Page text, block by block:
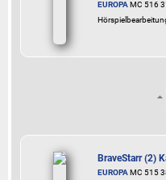
EUROPAMC 516
BraveStarr (2)
EUROPAMC 515